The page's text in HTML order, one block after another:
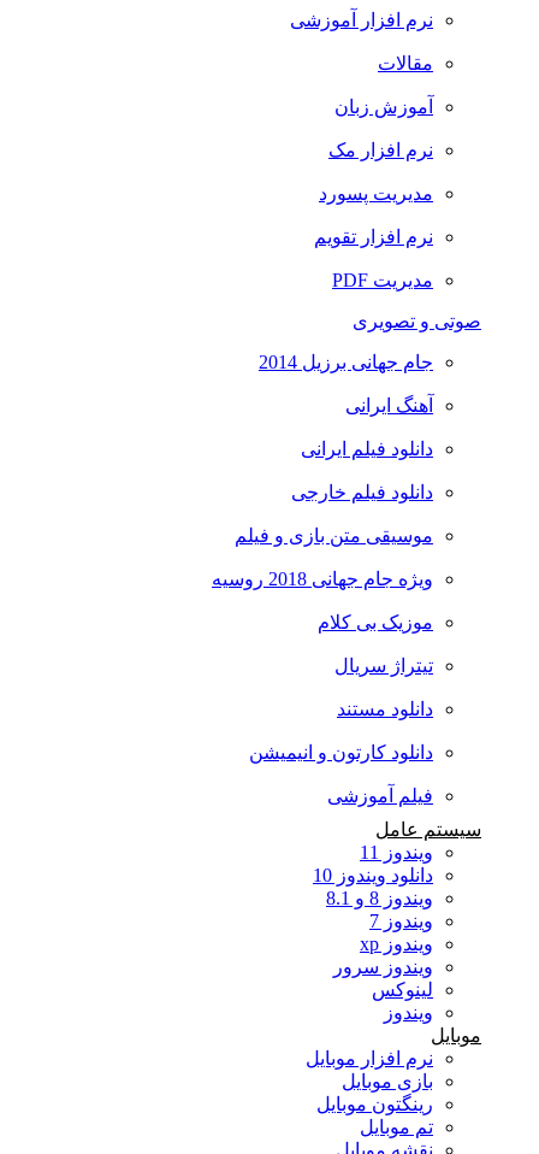
نرم افزار آموزشی
مقالات
آموزش زبان
نرم افزار مک
مدیریت پسورد
نرم افزار تقویم
مدیریت PDF
صوتی و تصویری
جام جهانی برزیل 2014
آهنگ ایرانی
دانلود فیلم ایرانی
دانلود فیلم خارجی
موسیقی متن بازی و فیلم
ویژه جام جهانی 2018 روسیه
موزیک بی کلام
تیتراژ سریال
دانلود مستند
دانلود کارتون و انیمیشن
فیلم آموزشی
سیستم عامل
ویندوز 11
دانلود ویندوز 10
ویندوز 8 و 8.1
ویندوز 7
ویندوز xp
ویندوز سرور
لینوکس
ویندوز
موبایل
نرم افزار موبایل
بازی موبایل
رینگتون موبایل
تم موبایل
نقشه موبایل